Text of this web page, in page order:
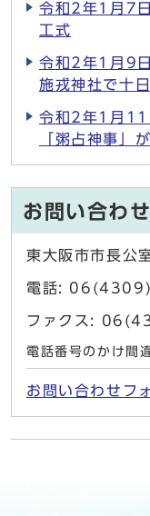
令和2年1月7
工式
令和2年1月9
施戎神社で十
令和2年1月11
「粥占神事」
お問い合わせ
東大阪市市長公
電話:
ファクス:
電話番号のかけ間
お問い合わせフ